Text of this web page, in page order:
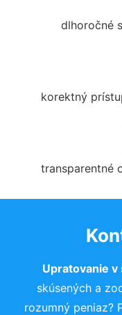
dlhoročné
korektný
transparentné
Upratovanie v
skúsených a
rozumný peniaz?